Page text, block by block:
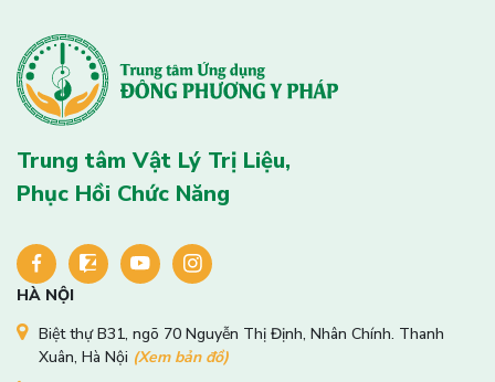
Trung tâm Vật Lý Trị Liệu,
Phục Hồi Chức Năng
HÀ NỘI
Biệt thự B31, ngõ 70 Nguyễn Thị Định, Nhân Chính. Thanh
Xuân, Hà Nội (Xem bản đồ)